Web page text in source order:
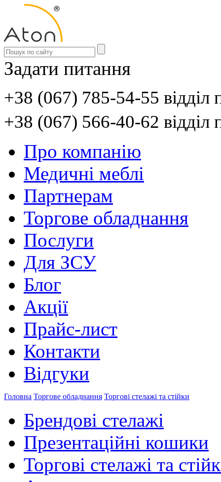
Задати питання
+38 (067) 785-54-55 відділ
+38 (067) 566-40-62 відділ
Про компанію
Медичні меблі
Партнерам
Торгове обладнання
Послуги
Для ЗСУ
Блог
Акції
Прайс-лист
Контакти
Відгуки
Головна Торгове обладнання Торгові стелажі та стійки
Брендові стелажі
Презентаційні кошики
Торгові стелажі та